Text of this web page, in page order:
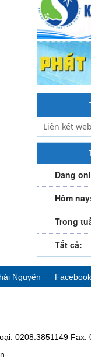
Đang
Hôm
Trong
Tất cả:
Nguyên
0208.3851149 Fax: